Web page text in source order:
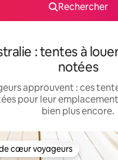
Rechercher
: tentes à
notées
approuvent : ces
pour leur
bien plus encore.
cœur voyageurs les plus
cœur voyageurs